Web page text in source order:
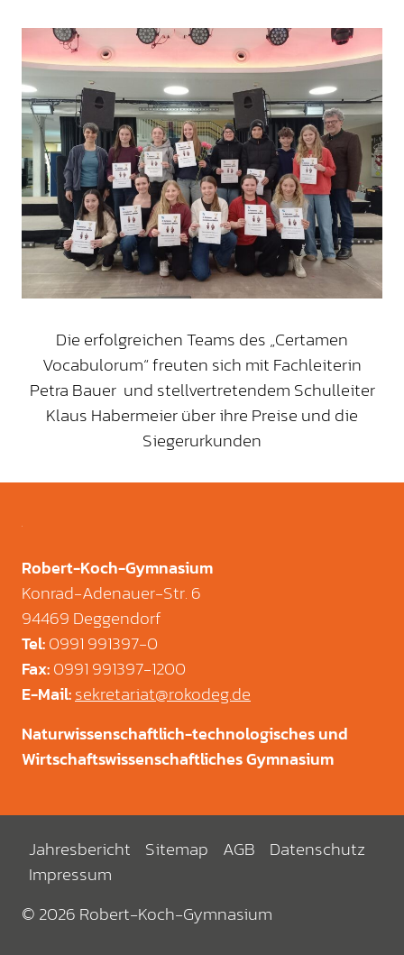
Die erfolgreichen Teams des „Certamen
Vocabulorum“ freuten sich mit Fachleiterin
Petra Bauer und stellvertretendem Schulleiter
Klaus Habermeier über ihre Preise und die
Siegerurkunden
Robert-Koch-Gymnasium
Konrad-Adenauer-Str. 6
94469 Deggendorf
Tel:0991 991397-0
Fax:0991 991397-1200
E-Mail:sekretariat@rokodeg.de
Naturwissenschaftlich-technologisches und
Wirtschaftswissenschaftliches Gymnasium
Jahresbericht Sitemap AGB
Datenschutz
Impressum
© 2026 Robert-Koch-Gymnasium